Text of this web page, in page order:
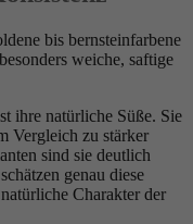
bis bernsteinfarbene
weiche, saftige
ihre natürliche Süße. Sie
Vergleich zu stärker
sind sie deutlich
genau diese
Charakter der